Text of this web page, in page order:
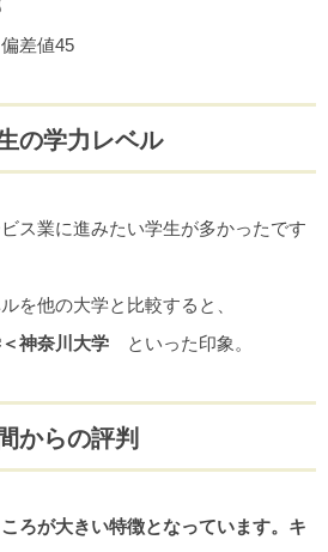
差値45
の学力レベル
ス業に進みたい学生が多かったです
を他の大学と比較すると、
＜神奈川大学
といった印象。
からの評判
ろが大きい特徴となっています。キ